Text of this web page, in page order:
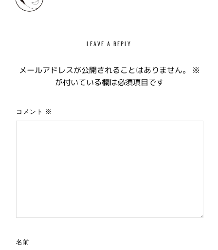
LEAVE A REPLY
メールアドレスが公開されることはありません。
※
が付いている欄は必須項目です
コメント ※
名前